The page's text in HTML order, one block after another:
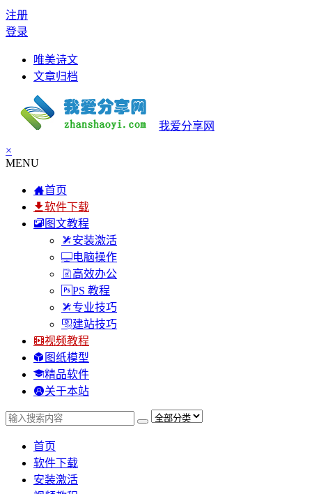
注册
登录
唯美诗文
文章归档
我爱分享网
×
MENU
首页
软件下载
图文教程
安装激活
电脑操作
高效办公
PS 教程
专业技巧
建站技巧
视频教程
图纸模型
精品软件
关于本站
首页
软件下载
安装激活